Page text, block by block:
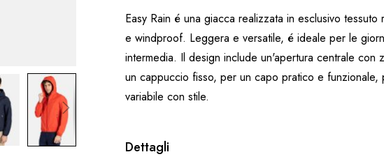
Easy Rain é una giacca realizzata in esclusivo
e windproof. Leggera e versatile, é ideale per le
intermedia. Il design include un'apertura centrale con
un cappuccio fisso, per un capo pratico e
variabile con stile.
Dettagli